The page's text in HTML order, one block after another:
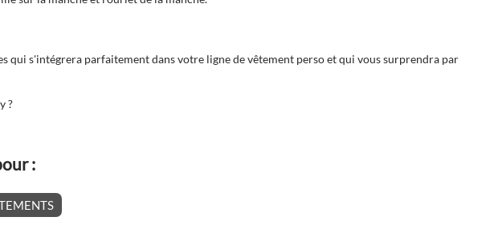
qui s'intégrera parfaitement dans votre ligne de vêtement perso et qui vous surprendra par
?
: